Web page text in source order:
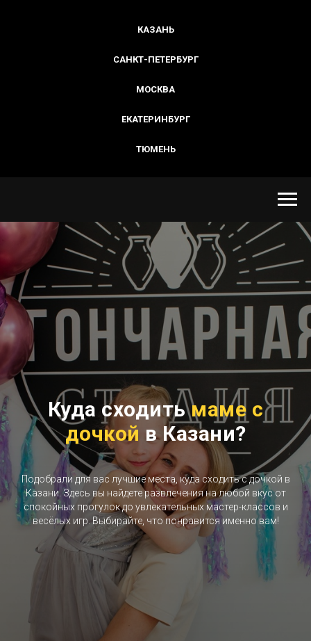
КАЗАНЬ
САНКТ-ПЕТЕРБУРГ
МОСКВА
ЕКАТЕРИНБУРГ
ТЮМЕНЬ
Куда сходитьмаме с
дочкой в Казани?
Подобрали для вас лучшие места, куда сходить с дочкой в
Казани. Здесь вы найдете развлечения на любой вкус от
спокойных прогулок до увлекательных мастер-классов и
весёлых игр. Выбирайте, что понравится именно вам!